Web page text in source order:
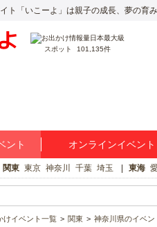
ト「いこーよ」は親子の成長、夢の育
スポット 101,135件
ント オンラインイベント
関東 東京 神奈川 千葉 埼玉 東海
けイベント一覧 関東 神奈川県のイベン